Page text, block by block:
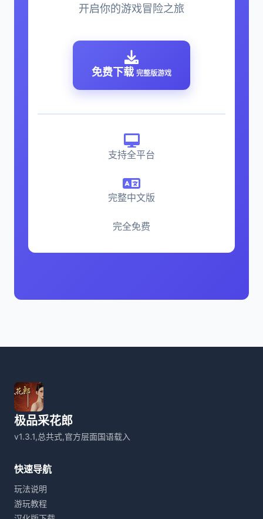
开启你的游戏冒险之旅
免费下载 完整版游戏
支持全平台
完整中文版
完全免费
极品采花郎
v1.3.1,总共式,官方层面国语载入
快速导航
玩法说明
游玩教程